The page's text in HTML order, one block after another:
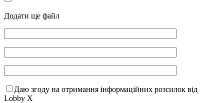
Додати ще файл
Даю згоду на отримання інформаційних розсилок від
Lobby X